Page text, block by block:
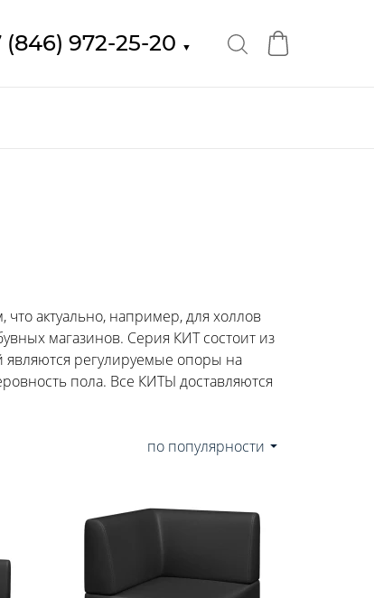
(846) 972-25-20 ▼
актуально, например, для холлов
магазинов. Серия КИТ состоит из
являются регулируемые опоры на
пола. Все КИТЫ доставляются
по популярности